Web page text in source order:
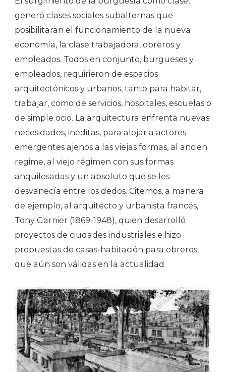
generó clases sociales subalternas que
posibilitaran el funcionamiento de la nueva
economía, la clase trabajadora, obreros y
empleados. Todos en conjunto, burgueses y
empleados, requirieron de espacios
arquitectónicos y urbanos, tanto para habitar,
trabajar, como de servicios, hospitales, escuelas o
de simple ocio. La arquitectura enfrenta nuevas
necesidades, inéditas, para alojar a actores
emergentes ajenos a las viejas formas, al ancien
regime, al viejo régimen con sus formas
anquilosadas y un absoluto que se les
desvanecía entre los dedos. Citemos, a manera
de ejemplo, al arquitecto y urbanista francés,
Tony Garnier (1869-1948), quien desarrolló
proyectos de ciudades industriales e hizo
propuestas de casas-habitación para obreros,
que aún son válidas en la actualidad.